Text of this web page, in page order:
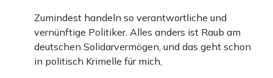
Zumindest handeln so verantwortliche und
vernünftige Politiker. Alles anders ist Raub am
deutschen Solidarvermögen, und das geht schon
in politisch Krimelle für mich,